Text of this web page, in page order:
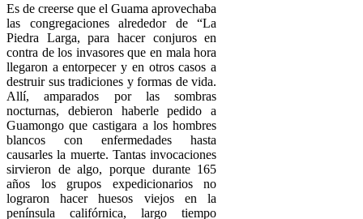
Es de creerse que el Guama aprovechaba
las congregaciones alrededor de “La
Piedra Larga, para hacer conjuros en
contra de los invasores que en mala hora
llegaron a entorpecer y en otros casos a
destruir sus tradiciones y formas de vida.
Allí, amparados por las sombras
nocturnas, debieron haberle pedido a
Guamongo que castigara a los hombres
blancos con enfermedades hasta
causarles la muerte. Tantas invocaciones
sirvieron de algo, porque durante 165
años los grupos expedicionarios no
lograron hacer huesos viejos en la
península califórnica, largo tiempo